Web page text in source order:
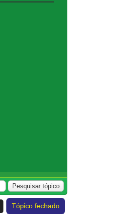
Tópico fechado